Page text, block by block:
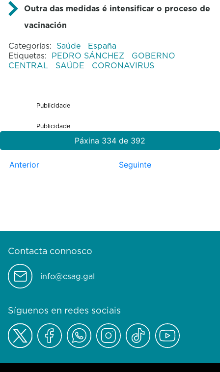
Outra das medidas é intensificar o proceso de
vacinación
Categorías: Saúde
España
Etiquetas: PEDRO SÁNCHEZ
GOBERNO
CENTRAL
SAÚDE CORONAVIRUS
Publicidade
Publicidade
Páxina 334 de 392
Anterior Seguinte
Contacta connosco
info@csag.gal
Síguenos en redes sociais